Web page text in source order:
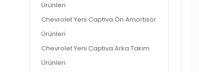
Ürünleri
Chevrolet Yeni Captiva Ön Amortisör
Ürünleri
Chevrolet Yeni Captiva Arka Takım
Ürünleri